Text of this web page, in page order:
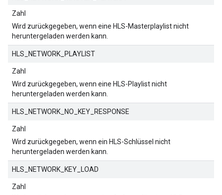
Zahl
Wird zurückgegeben, wenn eine HLS-Masterplaylist nicht
heruntergeladen werden kann.
HLS_NETWORK_PLAYLIST
Zahl
Wird zurückgegeben, wenn eine HLS-Playlist nicht
heruntergeladen werden kann.
HLS_NETWORK_NO_KEY_RESPONSE
Zahl
Wird zurückgegeben, wenn ein HLS-Schlüssel nicht
heruntergeladen werden kann.
HLS_NETWORK_KEY_LOAD
Zahl